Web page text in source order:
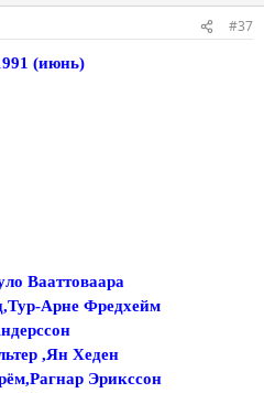
#37
(июнь)
Вааттоваара
Арне Фредхейм
,Ян Хеден
Эрикссон